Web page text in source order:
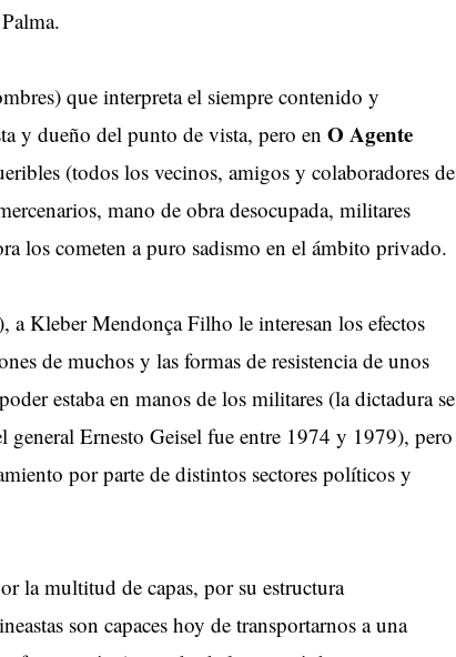
que interpreta el siempre contenido y
y dueño del punto de vista, pero en O Agente
(todos los vecinos, amigos y colaboradores de
mano de obra desocupada, militares
los cometen a puro sadismo en el ámbito privado.
a Kleber Mendonça Filho le interesan los efectos
de muchos y las formas de resistencia de unos
estaba en manos de los militares (la dictadura se
Ernesto Geisel fue entre 1974 y 1979), pero
por parte de distintos sectores políticos y
la multitud de capas, por su estructura
son capaces hoy de transportarnos a una